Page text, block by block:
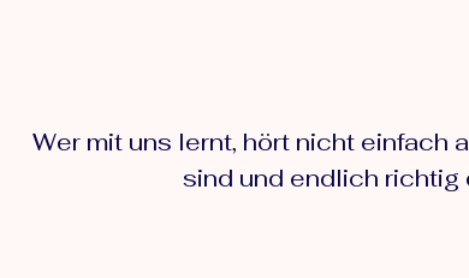
Wer mit uns lernt, hört nicht einfach
sind und endlich richtig